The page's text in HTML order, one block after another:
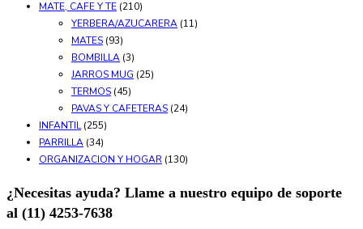
MATE, CAFE Y TE (210)
YERBERA/AZUCARERA (11)
MATES (93)
BOMBILLA (3)
JARROS MUG (25)
TERMOS (45)
PAVAS Y CAFETERAS (24)
INFANTIL (255)
PARRILLA (34)
ORGANIZACION Y HOGAR (130)
¿Necesitas ayuda? Llame a nuestro equipo de soporte
al (11) 4253-7638